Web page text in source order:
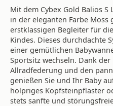
Mit dem Cybex Gold Balios
in der eleganten Farbe Moss
erstklassigen Begleiter für
Kindes. Dieses durchdachte
einer gemütlichen
Sportsitz wechseln. Dank
Allradfederung und den
genießen Sie und Ihr Baby
holpriges Kopfsteinpflaster
stets sanfte und